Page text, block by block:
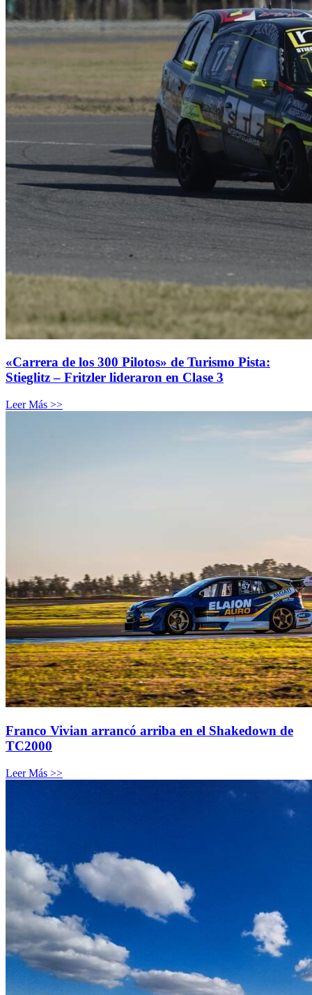
«Carrera de los 300 Pilotos» de Turismo Pista:
Stieglitz – Fritzler lideraron en Clase 3
Leer Más >>
Franco Vivian arrancó arriba en el Shakedown de
TC2000
Leer Más >>